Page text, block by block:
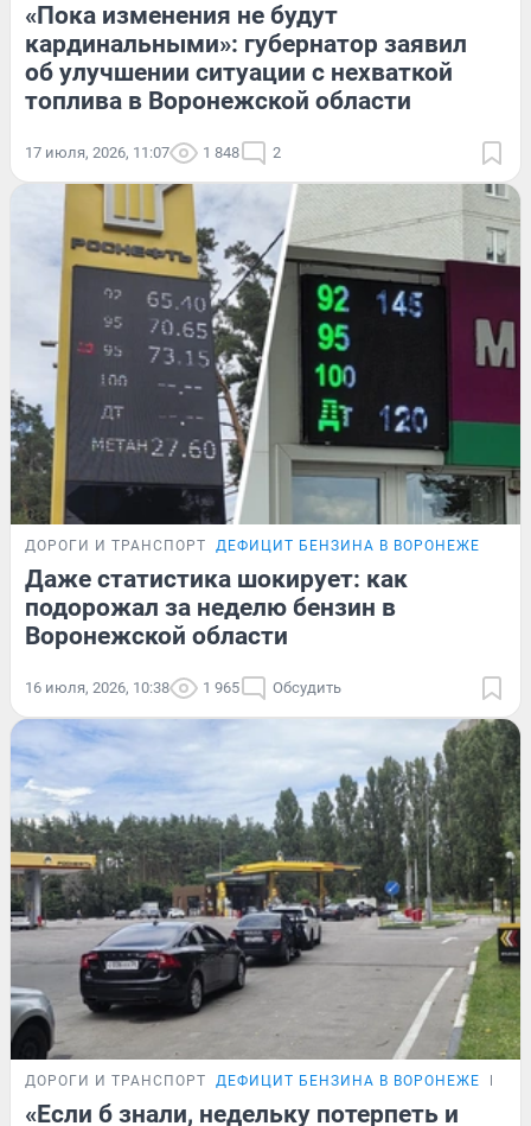
«Пока изменения не будут
кардинальными»: губернатор заявил
об улучшении ситуации с нехваткой
топлива в Воронежской области
17 июля, 2026, 11:07 1 848 2
ДОРОГИ И ТРАНСПОРТ ДЕФИЦИТ БЕНЗИНА В ВОРОНЕЖЕ
Даже статистика шокирует: как
подорожал за неделю бензин в
Воронежской области
16 июля, 2026, 10:38 1 965 Обсудить
ДОРОГИ И ТРАНСПОРТ ДЕФИЦИТ БЕНЗИНА В ВОРОНЕЖЕ
«Если б знали, недельку потерпеть и